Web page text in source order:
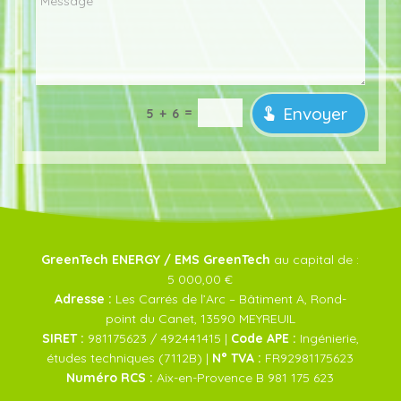
5 + 6 = Envoyer
GreenTech ENERGY / EMS GreenTech au capital de :
5 000,00 €
Adresse : Les Carrés de l’Arc – Bâtiment A, Rond-
point du Canet, 13590 MEYREUIL
SIRET : 981175623 / 492441415 | Code APE : Ingénierie,
études techniques (7112B) | N° TVA : FR92981175623
Numéro RCS : Aix-en-Provence B 981 175 623